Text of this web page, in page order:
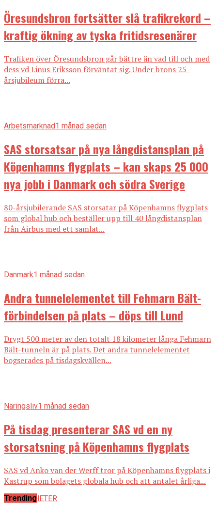
Öresundsbron fortsätter slå trafikrekord –
kraftig ökning av tyska fritidsresenärer
Trafiken över Öresundsbron går bättre än vad till och med
dess vd Linus Eriksson förväntat sig. Under brons 25-
årsjubileum förra...
Arbetsmarknad1 månad sedan
SAS storsatsar på nya långdistansplan på
Köpenhamns flygplats – kan skaps 25 000
nya jobb i Danmark och södra Sverige
80-årsjubilerande SAS storsatar på Köpenhamns flygplats
som global hub och beställer upp till 40 långdistansplan
från Airbus med ett samlat...
Danmark1 månad sedan
Andra tunnelelementet till Fehmarn Bält-
förbindelsen på plats – döps till Lund
Drygt 500 meter av den totalt 18 kilometer långa Fehmarn
Bält-tunneln är på plats. Det andra tunnelelementet
bogserades på tisdagskvällen...
Näringsliv1 månad sedan
På tisdag presenterar SAS vd en ny
storsatsning på Köpenhamns flygplats
SAS vd Anko van der Werff tror på Köpenhamns flygplats i
Kastrup som bolagets globala hub och att antalet årliga...
ALLA NYHETER
Trending